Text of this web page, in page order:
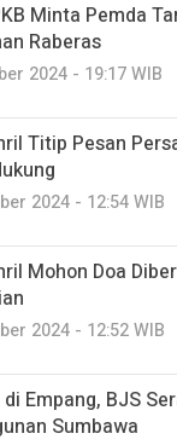
Minta Pemda
Raberas
2024 - 19:17 WIB
Titip Pesan
2024 - 12:54 WIB
Mohon Doa
2024 - 12:52 WIB
Empang, BJS
Sumbawa